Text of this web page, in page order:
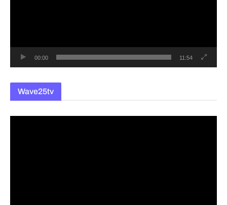
00:00 11:54
Wave25tv